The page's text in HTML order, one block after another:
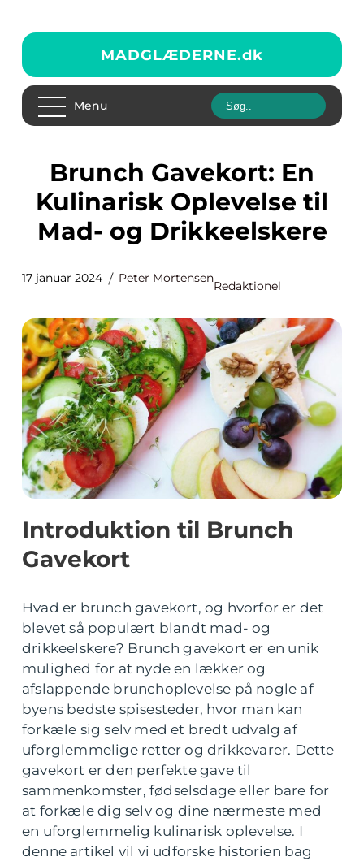
MADGLÆDERNE.dk
Menu
Brunch Gavekort: En
Kulinarisk Oplevelse til
Mad- og Drikkeelskere
17 januar 2024 Peter Mortensen
Redaktionel
Introduktion til Brunch
Gavekort
Hvad er brunch gavekort, og hvorfor er det
blevet så populært blandt mad- og
drikkeelskere? Brunch gavekort er en unik
mulighed for at nyde en lækker og
afslappende brunchoplevelse på nogle af
byens bedste spisesteder, hvor man kan
forkæle sig selv med et bredt udvalg af
uforglemmelige retter og drikkevarer. Dette
gavekort er den perfekte gave til
sammenkomster, fødselsdage eller bare for
at forkæle dig selv og dine nærmeste med
en uforglemmelig kulinarisk oplevelse. I
denne artikel vil vi udforske historien bag